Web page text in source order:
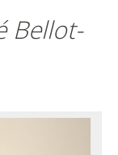
Bellot-